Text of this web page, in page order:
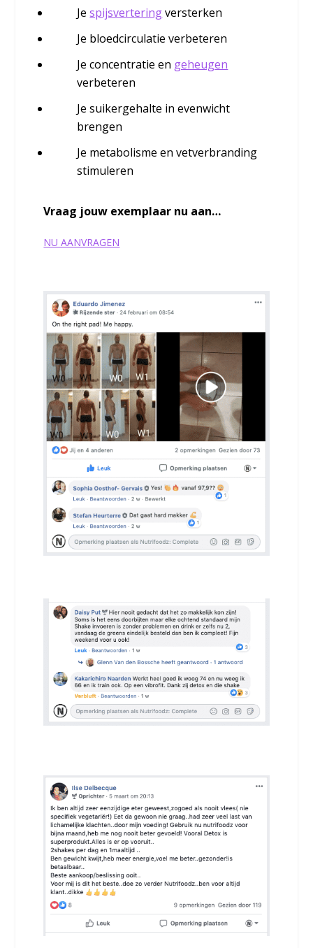
Jespijsverteringversterken
Je bloedcirculatie verbeteren
Je concentratie en geheugen
verbeteren
Je suikergehalte in evenwicht
brengen
Je metabolisme en vetverbranding
stimuleren
​Vraag jouw exemplaar nu aan…
NU AANVRAGEN